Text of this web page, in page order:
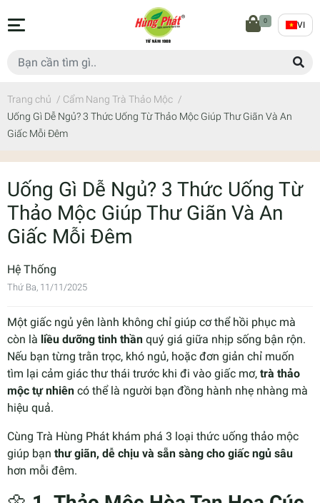
0 VI
Trang chủ / Cẩm Nang Trà Thảo Mộc /
Uống Gì Dễ Ngủ? 3 Thức Uống Từ Thảo Mộc Giúp Thư Giãn Và An
Giấc Mỗi Đêm
Uống Gì Dễ Ngủ? 3 Thức Uống Từ
Thảo Mộc Giúp Thư Giãn Và An
Giấc Mỗi Đêm
Hệ Thống
Thứ Ba, 11/11/2025
Một giấc ngủ yên lành không chỉ giúp cơ thể hồi phục mà
còn là liều dưỡng tinh thần quý giá giữa nhịp sống bận rộn.
Nếu bạn từng trằn trọc, khó ngủ, hoặc đơn giản chỉ muốn
tìm lại cảm giác thư thái trước khi đi vào giấc mơ, trà thảo
mộc tự nhiên có thể là người bạn đồng hành nhẹ nhàng mà
hiệu quả.
Cùng Trà Hùng Phát khám phá 3 loại thức uống thảo mộc
giúp bạn thư giãn, dễ chịu và sẵn sàng cho giấc ngủ sâu
hơn mỗi đêm.